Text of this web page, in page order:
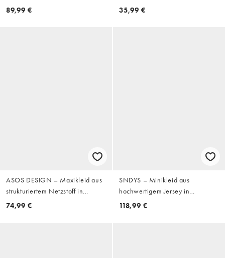
Ausschnitt, Schulterpolstern und
89,99 €
35,99 €
ASOS DESIGN – Maxikleid aus
strukturiertem Netzstoff in
Cremeweiß mit U-Boot-
74,99 €
SNDYS – Minikleid aus
hochwertigem Jersey in
Wollweiß mit tiefem
118,99 €